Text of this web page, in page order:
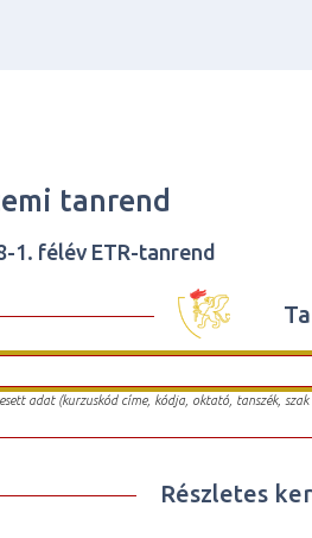
tanrend
1. félév ETR-tanrend
adat (kurzuskód címe, kódja, oktató, tanszék,
Részletes